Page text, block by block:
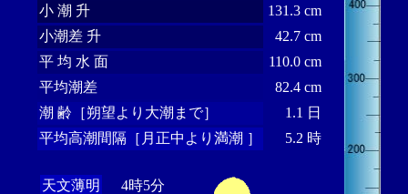
小 潮 升
131.3 cm
小潮差 升
42.7 cm
平 均 水 面
110.0 cm
平均潮差
82.4 cm
潮 齢［朔望より大潮まで］
1.1 日
平均高潮間隔［月正中より満潮 ］
5.2 時
天文薄明
4時5分